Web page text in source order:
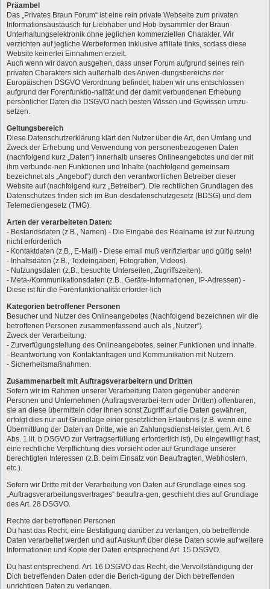
Präambel
Das „Privates Braun Forum“ ist eine rein private Webseite zum privaten
Informationsaustausch für Liebhaber und Hob-bysammler der Braun-
Unterhaltungselektronik ohne jeglichen kommerziellen Charakter. Wir
verzichten auf jegliche Werbeformen inklusive affiliate links, sodass diese
Website keinerlei Einnahmen erzielt.
Auch wenn wir davon ausgehen, dass unser Forum aufgrund seines rein
privaten Charakters sich außerhalb des Anwen-dungsbereichs der
Europäischen DSGVO Verordnung befindet, haben wir uns entschlossen
aufgrund der Forenfunktio-nalität und der damit verbundenen Erhebung
persönlicher Daten die DSGVO nach besten Wissen und Gewissen umzu-
setzen.
Geltungsbereich
Diese Datenschutzerklärung klärt den Nutzer über die Art, den Umfang und
Zweck der Erhebung und Verwendung von personenbezogenen Daten
(nachfolgend kurz „Daten“) innerhalb unseres Onlineangebotes und der mit
ihm verbunde-nen Funktionen und Inhalte (nachfolgend gemeinsam
bezeichnet als „Angebot“) durch den verantwortlichen Betreiber dieser
Website auf (nachfolgend kurz „Betreiber“). Die rechtlichen Grundlagen des
Datenschutzes finden sich im Bun-desdatenschutzgesetz (BDSG) und dem
Telemediengesetz (TMG).
Arten der verarbeiteten Daten:
- Bestandsdaten (z.B., Namen) - Die Eingabe des Realname ist zur Nutzung
nicht erforderlich
- Kontaktdaten (z.B., E-Mail) - Diese email muß verifizierbar und gültig sein!
- Inhaltsdaten (z.B., Texteingaben, Fotografien, Videos).
- Nutzungsdaten (z.B., besuchte Unterseiten, Zugriffszeiten).
- Meta-/Kommunikationsdaten (z.B., Geräte-Informationen, IP-Adressen) -
Diese ist für die Forenfunktionalität erforder-lich
Kategorien betroffener Personen
Besucher und Nutzer des Onlineangebotes (Nachfolgend bezeichnen wir die
betroffenen Personen zusammenfassend auch als „Nutzer“).
Zweck der Verarbeitung:
- Zurverfügungstellung des Onlineangebotes, seiner Funktionen und Inhalte.
- Beantwortung von Kontaktanfragen und Kommunikation mit Nutzern.
- Sicherheitsmaßnahmen.
Zusammenarbeit mit Auftragsverarbeitern und Dritten
Sofern wir im Rahmen unserer Verarbeitung Daten gegenüber anderen
Personen und Unternehmen (Auftragsverarbei-tern oder Dritten) offenbaren,
sie an diese übermitteln oder ihnen sonst Zugriff auf die Daten gewähren,
erfolgt dies nur auf Grundlage einer gesetzlichen Erlaubnis (z.B. wenn eine
Übermittlung der Daten an Dritte, wie an Zahlungsdienst-leister, gem. Art. 6
Abs. 1 lit. b DSGVO zur Vertragserfüllung erforderlich ist), Du eingewilligt hast,
eine rechtliche Verpflichtung dies vorsieht oder auf Grundlage unserer
berechtigten Interessen (z.B. beim Einsatz von Beauftragten, Webhostern,
etc.).
Sofern wir Dritte mit der Verarbeitung von Daten auf Grundlage eines sog.
„Auftragsverarbeitungsvertrages“ beauftra-gen, geschieht dies auf Grundlage
des Art. 28 DSGVO.
Rechte der betroffenen Personen
Du hast das Recht, eine Bestätigung darüber zu verlangen, ob betreffende
Daten verarbeitet werden und auf Auskunft über diese Daten sowie auf weitere
Informationen und Kopie der Daten entsprechend Art. 15 DSGVO.
Du hast entsprechend. Art. 16 DSGVO das Recht, die Vervollständigung der
Dich betreffenden Daten oder die Berich-tigung der Dich betreffenden
unrichtigen Daten zu verlangen.